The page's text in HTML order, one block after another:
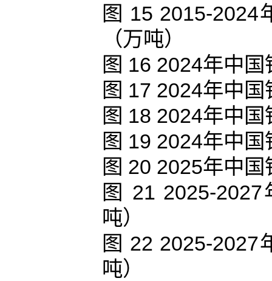
图 15 2015-2024
（万吨）
图 16 2024年中
图 17 2024年中
图 18 2024年中
图 19 2024年中
图 20 2025年中
图 21 2025-
吨）
图 22 2025-2027
吨）